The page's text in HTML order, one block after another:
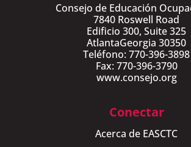
Consejo de Educación
7840 Roswell Road
Edificio 300, Suite 325
AtlantaGeorgia 30350
Teléfono: 770-396-3898
Fax: 770-396-3790
www.consejo.org
Conectar
Acerca de EASCTC